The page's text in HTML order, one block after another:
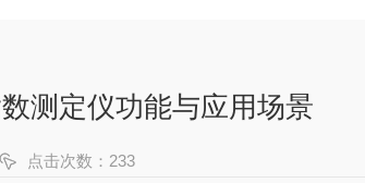
测定仪功能与应用场景
点击次数：233